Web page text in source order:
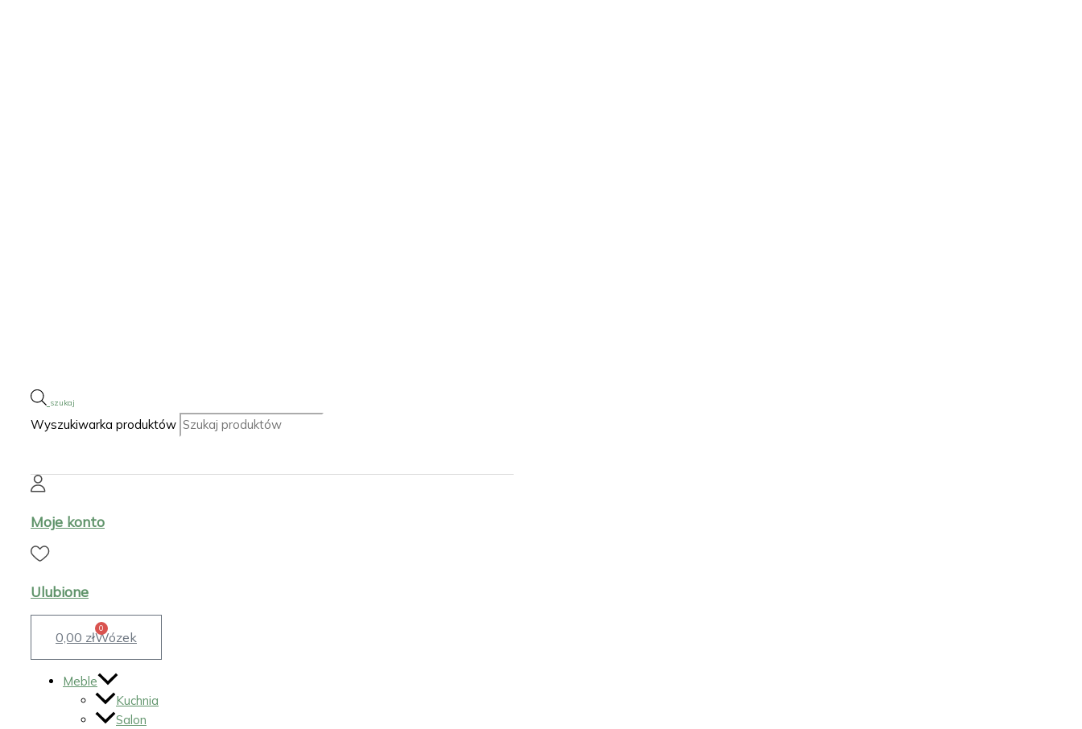
Wyszukiwarka produktów
Moje konto
Ulubione
0,00 zł
0
Wózek
Meble
Kuchnia
Salon